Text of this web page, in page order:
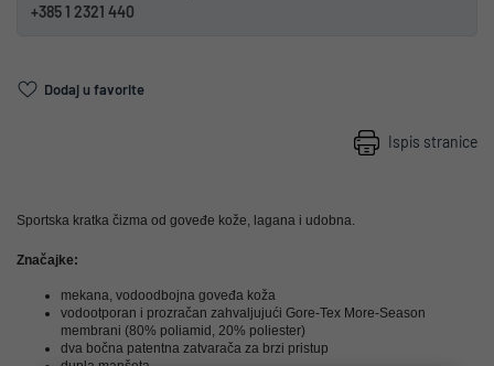
+385 1 2321 440
Dodaj u favorite
Ispis stranice
Sportska kratka čizma od goveđe kože, lagana i udobna.
Značajke:
mekana, vodoodbojna goveđa koža
vodootporan i prozračan zahvaljujući Gore-Tex More-Season
membrani (80% poliamid, 20% poliester)
dva bočna patentna zatvarača za brzi pristup